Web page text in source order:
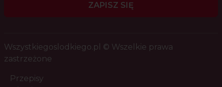
ZAPISZ SIĘ
Wszystkiegoslodkiego.pl © Wszelkie prawa
zastrzeżone
Przepisy